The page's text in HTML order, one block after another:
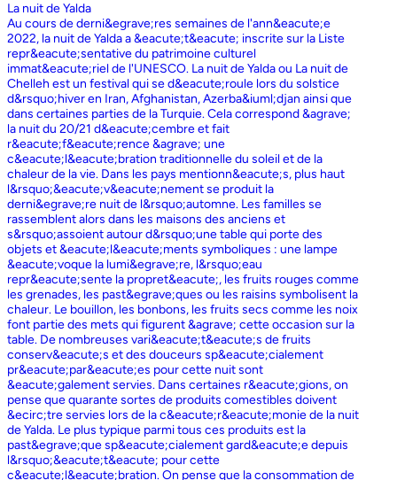
La nuit de Yalda
Au cours de derni&egrave;res semaines de l'ann&eacute;e
2022, la nuit de Yalda a &eacute;t&eacute; inscrite sur la Liste
repr&eacute;sentative du patrimoine culturel
immat&eacute;riel de l'UNESCO. La nuit de Yalda ou La nuit de
Chelleh est un festival qui se d&eacute;roule lors du solstice
d&rsquo;hiver en Iran, Afghanistan, Azerba&iuml;djan ainsi que
dans certaines parties de la Turquie. Cela correspond &agrave;
la nuit du 20/21 d&eacute;cembre et fait
r&eacute;f&eacute;rence &agrave; une
c&eacute;l&eacute;bration traditionnelle du soleil et de la
chaleur de la vie. Dans les pays mentionn&eacute;s, plus haut
l&rsquo;&eacute;v&eacute;nement se produit la
derni&egrave;re nuit de l&rsquo;automne. Les familles se
rassemblent alors dans les maisons des anciens et
s&rsquo;assoient autour d&rsquo;une table qui porte des
objets et &eacute;l&eacute;ments symboliques : une lampe
&eacute;voque la lumi&egrave;re, l&rsquo;eau
repr&eacute;sente la propret&eacute;, les fruits rouges comme
les grenades, les past&egrave;ques ou les raisins symbolisent la
chaleur. Le bouillon, les bonbons, les fruits secs comme les noix
font partie des mets qui figurent &agrave; cette occasion sur la
table. De nombreuses vari&eacute;t&eacute;s de fruits
conserv&eacute;s et des douceurs sp&eacute;cialement
pr&eacute;par&eacute;es pour cette nuit sont
&eacute;galement servies. Dans certaines r&eacute;gions, on
pense que quarante sortes de produits comestibles doivent
&ecirc;tre servies lors de la c&eacute;r&eacute;monie de la nuit
de Yalda. Le plus typique parmi tous ces produits est la
past&egrave;que sp&eacute;cialement gard&eacute;e depuis
l&rsquo;&eacute;t&eacute; pour cette
c&eacute;l&eacute;bration. On pense que la consommation de